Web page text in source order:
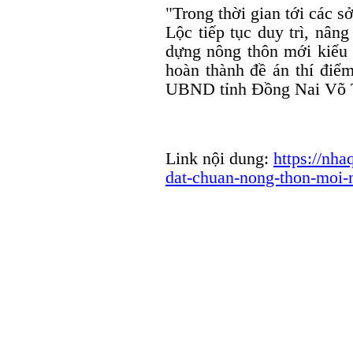
"Trong thời gian tới các
Lộc tiếp tục duy trì,
dựng nông thôn mới kiểu
hoàn thành đề án thí
UBND tỉnh Đồng Nai Võ
Link nội dung: https://
dat-chuan-nong-thon-